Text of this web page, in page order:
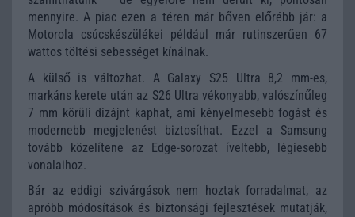
mennyire. A piac ezen a téren már bőven előrébb jár: a
Motorola csúcskészülékei például már rutinszerűen 67
wattos töltési sebességet kínálnak.
A külső is változhat. A Galaxy S25 Ultra 8,2 mm-es,
markáns kerete után az S26 Ultra vékonyabb, valószínűleg
7 mm körüli dizájnt kaphat, ami kényelmesebb fogást és
modernebb megjelenést biztosíthat. Ezzel a Samsung
tovább közelítene az Edge-sorozat íveltebb, légiesebb
vonalaihoz.
Bár az eddigi szivárgások nem hoztak forradalmat, az
apróbb módosítások és biztonsági fejlesztések mutatják,